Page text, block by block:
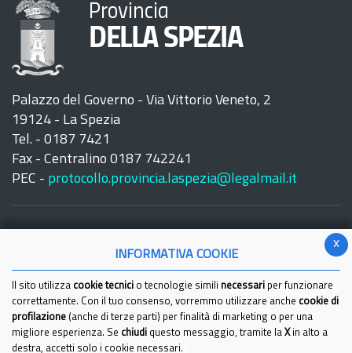
Provincia
DELLA SPEZIA
Palazzo del Governo - Via Vittorio Veneto, 2
19124 - La Spezia
Tel. - 0187 7421
Fax - Centralino 0187 742241
PEC - protocollo.provincia.laspezia@legalmail.it
Seguici su:
x
INFORMATIVA COOKIE
Il sito utilizza cookie tecnici o tecnologie simili necessari per funzionare
correttamente. Con il tuo consenso, vorremmo utilizzare anche cookie di
profilazione (anche di terze parti) per finalità di marketing o per una
migliore esperienza. Se chiudi questo messaggio, tramite la Xin alto a
destra, accetti solo i cookie necessari.